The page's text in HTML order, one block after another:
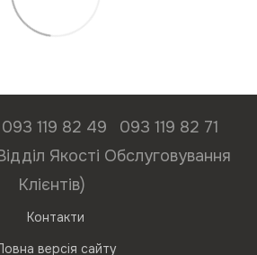
093 119 82 49
093 119 82 71
Якості Обслуговування
Клієнтів)
Контакти
версія сайту